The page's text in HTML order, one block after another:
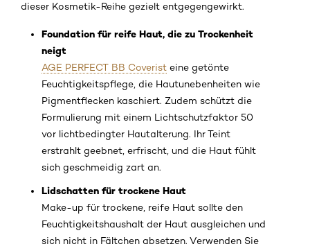
dieser Kosmetik-Reihe gezielt entgegengewirkt.
Foundation für reife Haut, die zu Trockenheit
neigt
AGE PERFECT BB Coverist eine getönte
Feuchtigkeitspflege, die Hautunebenheiten wie
Pigmentflecken kaschiert. Zudem schützt die
Formulierung mit einem Lichtschutzfaktor 50
vor lichtbedingter Hautalterung. Ihr Teint
erstrahlt geebnet, erfrischt, und die Haut fühlt
sich geschmeidig zart an.
Lidschatten für trockene Haut
Make-up für trockene, reife Haut sollte den
Feuchtigkeitshaushalt der Haut ausgleichen und
sich nicht in Fältchen absetzen. Verwenden Sie